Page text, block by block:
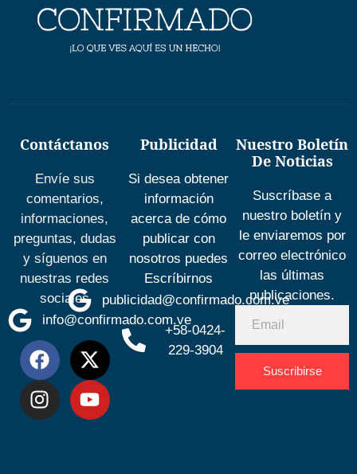
Contáctanos
Envíe sus
comentarios,
informaciones,
preguntas, dudas
y síguenos en
nuestras redes
sociales
info@confirmado.com.ve
Publicidad
Si desea obtener
información
acerca de cómo
publicar con
nosotros puedes
Escríbirnos
publicidad@confirmado.com.ve
+58-0424-
229-3904
Nuestro Boletín
De Noticias
Suscríbase a
nuestro boletín y
le enviaremos por
correo electrónico
las últimas
publicaciones.
Suscribirse